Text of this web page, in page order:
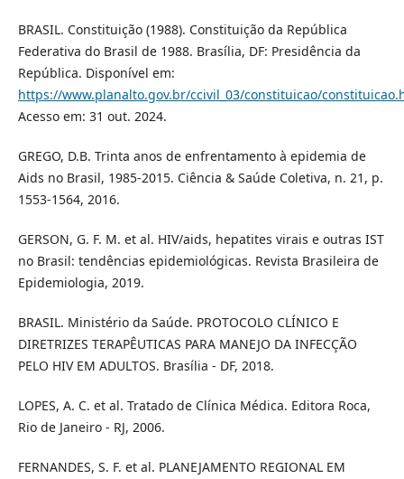
BRASIL. Constituição (1988). Constituição da República
Federativa do Brasil de 1988. Brasília, DF: Presidência da
República. Disponível em:
https://www.planalto.gov.br/ccivil_03/constituicao/
Acesso em: 31 out. 2024.
GREGO, D.B. Trinta anos de enfrentamento à epidemia de
Aids no Brasil, 1985-2015. Ciência & Saúde Coletiva, n. 21, p.
1553-1564, 2016.
GERSON, G. F. M. et al. HIV/aids, hepatites virais e outras IST
no Brasil: tendências epidemiológicas. Revista Brasileira de
Epidemiologia, 2019.
BRASIL. Ministério da Saúde. PROTOCOLO CLÍNICO E
DIRETRIZES TERAPÊUTICAS PARA MANEJO DA INFECÇÃO
PELO HIV EM ADULTOS. Brasília - DF, 2018.
LOPES, A. C. et al. Tratado de Clínica Médica. Editora Roca,
Rio de Janeiro - RJ, 2006.
FERNANDES, S. F. et al. PLANEJAMENTO REGIONAL EM